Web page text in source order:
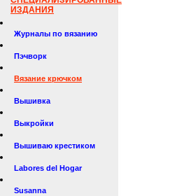
ИЗДАНИЯ
Журналы по вязанию
Пэчворк
Вязание крючком
Вышивка
Выкройки
Вышиваю крестиком
Labores del Hogar
Susanna